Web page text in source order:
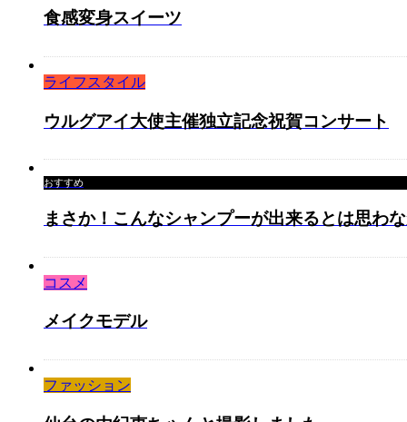
食感変身スイーツ
ライフスタイル
ウルグアイ大使主催独立記念祝賀コンサート
おすすめ
まさか！こんなシャンプーが出来るとは思わ
コスメ
メイクモデル
ファッション